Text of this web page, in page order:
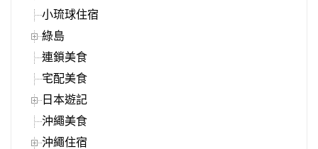
小琉球住宿
綠島
連鎖美食
宅配美食
日本遊記
沖繩美食
沖繩住宿